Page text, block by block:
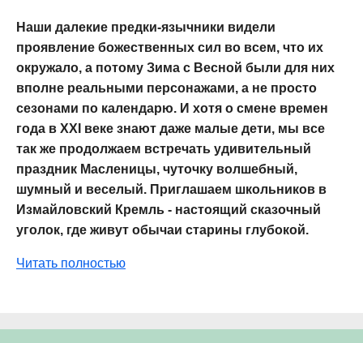
Наши далекие предки-язычники видели
проявление божественных сил во всем, что их
окружало, а потому Зима с Весной были для них
вполне реальными персонажами, а не просто
сезонами по календарю. И хотя о смене времен
года в XXI веке знают даже малые дети, мы все
так же продолжаем встречать удивительный
праздник Масленицы, чуточку волшебный,
шумный и веселый. Приглашаем школьников в
Измайловский Кремль - настоящий сказочный
уголок, где живут обычаи старины глубокой.
Читать полностью